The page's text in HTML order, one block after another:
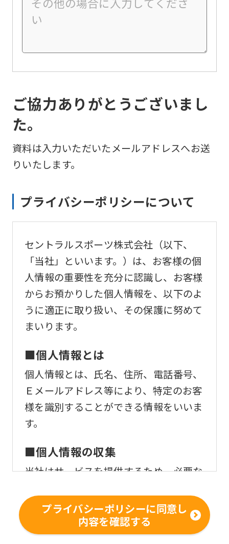
ご協力ありがとうございまし
た。
資料は入力いただいたメールアドレスへお送
りいたします。
プライバシーポリシーについて
セントラルスポーツ株式会社（以下、
「当社」といいます。）は、お客様の個
人情報の重要性を充分に認識し、お客様
からお預かりした個人情報を、以下のよ
うに適正に取り扱い、その保護に努めて
まいります。
■個人情報とは
個人情報とは、氏名、住所、電話番号、
Ｅメールアドレス等により、特定のお客
様を識別することができる情報をいいま
す。
■個人情報の収集
当社はサービスを提供するため、必要な
客様の個人情報を収集いたします。
■個人情報の利用
プライバシーポリシーに同意し
内容を確認する